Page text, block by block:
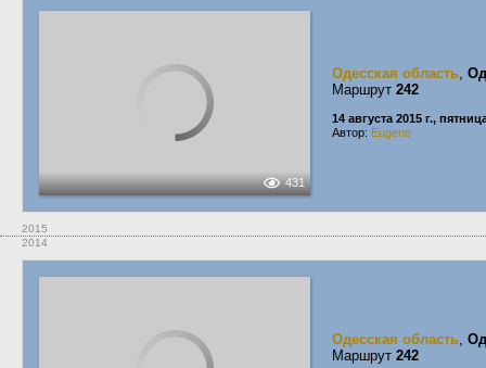
431
Одесская область,
Маршрут 242
14 августа 2015 г.,
Автор: Eugene
2015
2014
Одесская область,
Маршрут 242